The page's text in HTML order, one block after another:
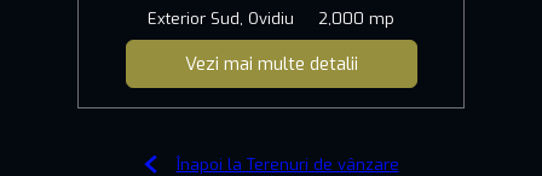
Exterior Sud, Ovidiu
2,000 mp
Vezi mai multe detalii
Înapoi la Terenuri de vânzare